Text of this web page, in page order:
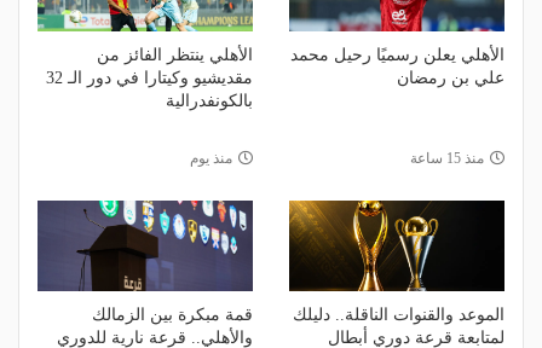
الأهلي يعلن رسميًا رحيل محمد
علي بن رمضان
منذ 15 ساعة
الأهلي ينتظر الفائز من
مقديشيو وكيتارا في دور الـ 32
بالكونفدرالية
منذ يوم
الموعد والقنوات الناقلة.. دليلك
لمتابعة قرعة دوري أبطال
قمة مبكرة بين الزمالك
والأهلي.. قرعة نارية للدوري